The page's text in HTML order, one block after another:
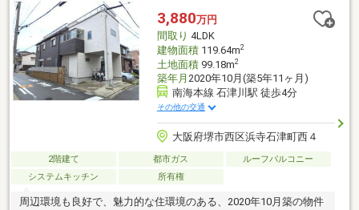
3,880万円
間取り 4LDK
建物面積119.64m2
土地面積99.18m2
築年月 2020年10月(築5年11ヶ月)
南海本線 石津川駅 徒歩4分
その他の交通
大阪府堺市西区浜寺石津町西４
2階建て 都市ガス
ルーフバルコニー
システムキッチン
所有権
周辺環境も良好で、魅力的な住環境のある、2020年10月築の物件